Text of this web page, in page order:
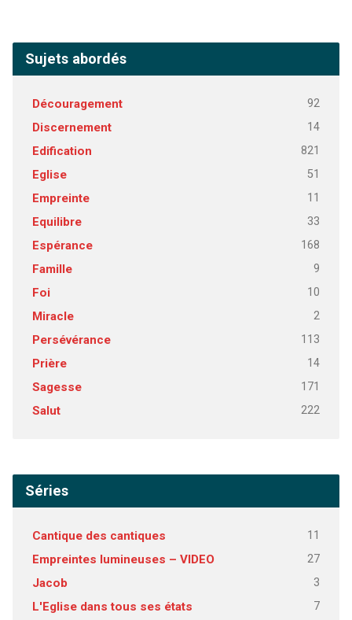
Sujets abordés
Découragement 92
Discernement 14
Edification 821
Eglise 51
Empreinte 11
Equilibre 33
Espérance 168
Famille 9
Foi 10
Miracle 2
Persévérance 113
Prière 14
Sagesse 171
Salut 222
Séries
Cantique des cantiques 11
Empreintes lumineuses – VIDEO 27
Jacob 3
L'Eglise dans tous ses états 7